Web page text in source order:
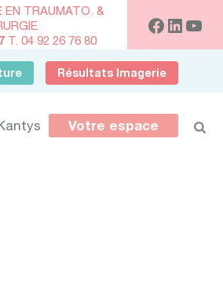
EN TRAUMATO. &
T. 04 92 26 76 80
Résultats Imagerie
Votre espace